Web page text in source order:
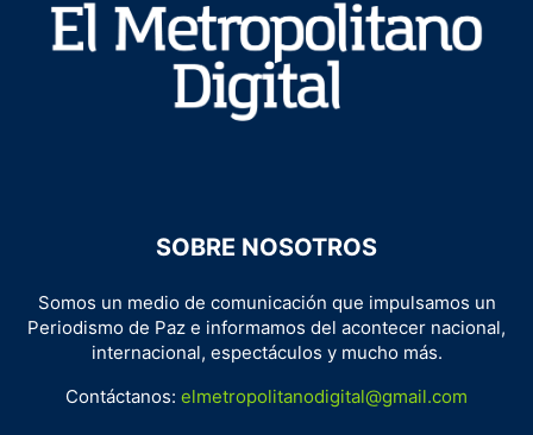
SOBRE NOSOTROS
Somos un medio de comunicación que impulsamos un
Periodismo de Paz e informamos del acontecer nacional,
internacional, espectáculos y mucho más.
Contáctanos: elmetropolitanodigital@gmail.com